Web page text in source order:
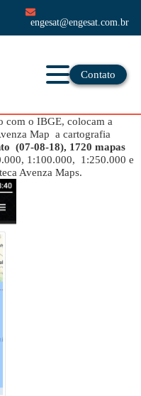
engesat@engesat.com.br
Contato
com o IBGE, colocam a
Map a cartografia
(07-08-18), 1720 mapas
1:100.000, 1:250.000 e
Avenza Maps.